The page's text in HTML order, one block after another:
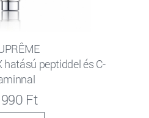
hatású peptiddel és C-
Ft